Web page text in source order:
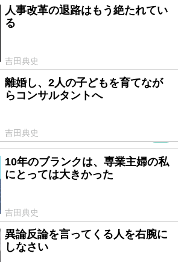
人事改革の退路はもう絶たれてい
る
吉田典史
離婚し、2人の子どもを育てなが
らコンサルタントへ
吉田典史
10年のブランクは、専業主婦の私
にとっては大きかった
吉田典史
異論反論を言ってくる人を右腕に
しなさい